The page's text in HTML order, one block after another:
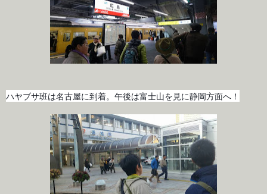
ハヤブサ班は名古屋に到着。午後は富士山を見に静岡方面へ！